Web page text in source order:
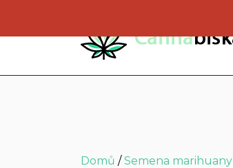
Domů /Semena marihuany